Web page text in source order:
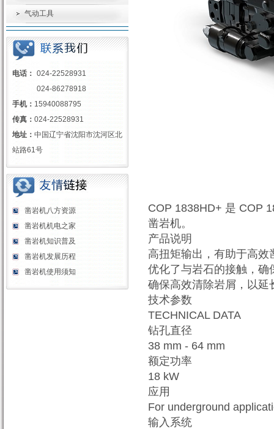
气动工具
电话： 024-22528931
024-86278918
手机： 15940088795
传真： 024-22528931
地址： 中国辽宁省沈阳市沈河区北
站路61号
凿岩机八方资源
凿岩机机电之家
凿岩机知识普及
凿岩机发展历程
凿岩机使用须知
COP 1838HD+ 是 COP
凿岩机。
产品说明
高扭矩输出，有助于高
优化了与岩石的接触，确
确保高效清除岩屑，以延
技术参数
TECHNICAL DATA
钻孔直径
38 mm - 64 mm
额定功率
18 kW
应用
For underground
输入系统